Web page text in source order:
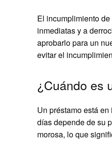
El incumplimiento
inmediatas y a
aprobarlo para un
evitar el
¿Cuándo es
Un préstamo está
días depende de su
morosa, lo que